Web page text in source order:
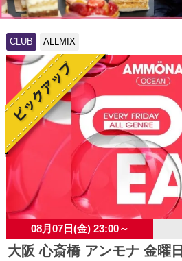
CLUB ALLMIX
08月07日(金) 23:00～
大阪 心斎橋 アンモナ 金曜日